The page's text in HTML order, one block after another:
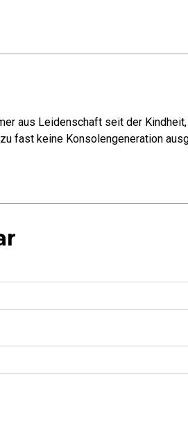
aus Leidenschaft seit der
fast keine Konsolengeneration